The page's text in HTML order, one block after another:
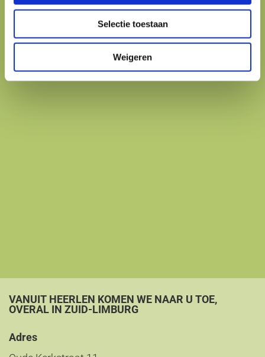
Selectie toestaan
Weigeren
Accept cookies
VANUIT HEERLEN KOMEN WE NAAR U TOE,
OVERAL IN ZUID-LIMBURG
Adres